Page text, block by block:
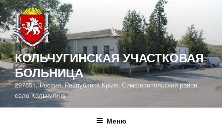
Перейти
к
содержимому
КОЛЬЧУГИНСКАЯ УЧАСТКОВАЯ
БОЛЬНИЦА
297551, Россия, Республика Крым, Симферопольский район,
село Кольчугино
Меню